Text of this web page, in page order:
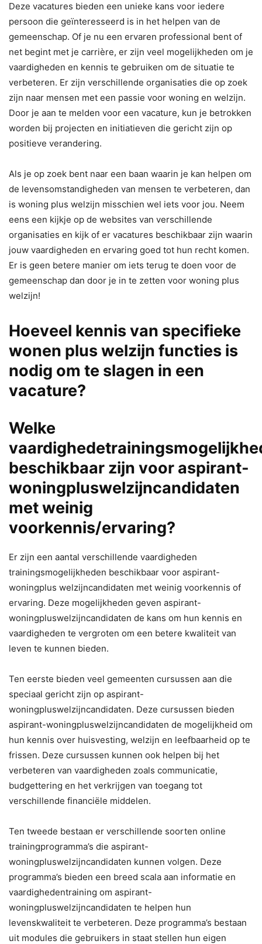
Deze vacatures bieden een unieke kans voor iedere
persoon die geïnteresseerd is in het helpen van de
gemeenschap. Of je nu een ervaren professional bent of
net begint met je carrière, er zijn veel mogelijkheden om je
vaardigheden en kennis te gebruiken om de situatie te
verbeteren. Er zijn verschillende organisaties die op zoek
zijn naar mensen met een passie voor woning en welzijn.
Door je aan te melden voor een vacature, kun je betrokken
worden bij projecten en initiatieven die gericht zijn op
positieve verandering.
Als je op zoek bent naar een baan waarin je kan helpen om
de levensomstandigheden van mensen te verbeteren, dan
is woning plus welzijn misschien wel iets voor jou. Neem
eens een kijkje op de websites van verschillende
organisaties en kijk of er vacatures beschikbaar zijn waarin
jouw vaardigheden en ervaring goed tot hun recht komen.
Er is geen betere manier om iets terug te doen voor de
gemeenschap dan door je in te zetten voor woning plus
welzijn!
Hoeveel kennis van specifieke
wonen plus welzijn functies is
nodig om te slagen in een
vacature?
Welke
beschikbaar zijn voor aspirant-
woningpluswelzijncandidaten
met weinig
voorkennis/ervaring?
Er zijn een aantal verschillende vaardigheden
trainingsmogelijkheden beschikbaar voor aspirant-
woningplus welzijncandidaten met weinig voorkennis of
ervaring. Deze mogelijkheden geven aspirant-
woningpluswelzijncandidaten de kans om hun kennis en
vaardigheden te vergroten om een betere kwaliteit van
leven te kunnen bieden.
Ten eerste bieden veel gemeenten cursussen aan die
speciaal gericht zijn op aspirant-
woningpluswelzijncandidaten. Deze cursussen bieden
aspirant-woningpluswelzijncandidaten de mogelijkheid om
hun kennis over huisvesting, welzijn en leefbaarheid op te
frissen. Deze cursussen kunnen ook helpen bij het
verbeteren van vaardigheden zoals communicatie,
budgettering en het verkrijgen van toegang tot
verschillende financiële middelen.
Ten tweede bestaan er verschillende soorten online
trainingprogramma’s die aspirant-
woningpluswelzijncandidaten kunnen volgen. Deze
programma’s bieden een breed scala aan informatie en
vaardighedentraining om aspirant-
woningpluswelzijncandidaten te helpen hun
levenskwaliteit te verbeteren. Deze programma’s bestaan
uit modules die gebruikers in staat stellen hun eigen